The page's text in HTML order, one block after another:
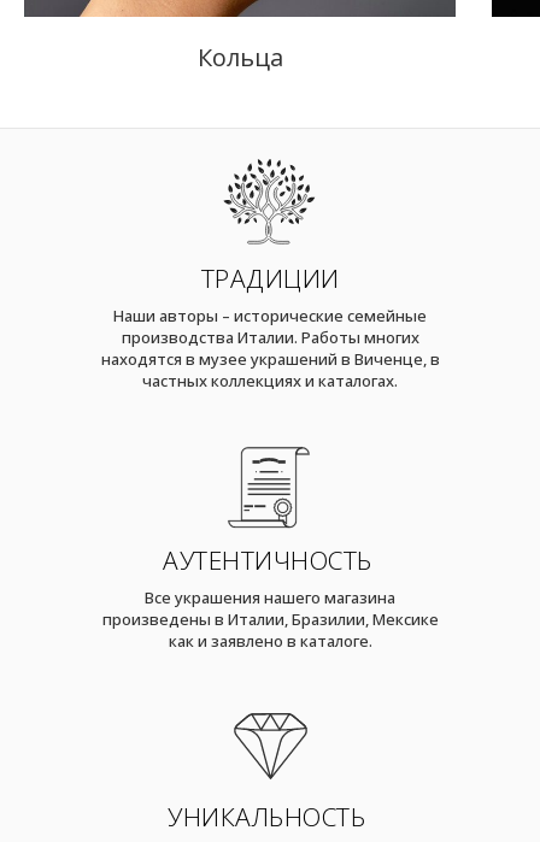
Кольца
ТРАДИЦИИ
Наши авторы – исторические семейные
производства Италии. Работы многих
находятся в музее украшений в Виченце, в
частных коллекциях и каталогах.
АУТЕНТИЧНОСТЬ
Все украшения нашего магазина
произведены в Италии, Бразилии, Мексике
как и заявлено в каталоге.
УНИКАЛЬНОСТЬ